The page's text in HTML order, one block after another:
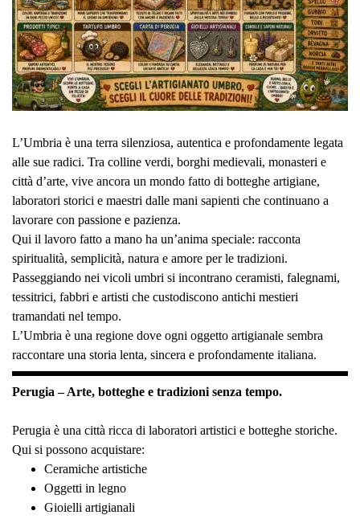
L’Umbria è una terra silenziosa, autentica e profondamente legata
alle sue radici. Tra colline verdi, borghi medievali, monasteri e
città d’arte, vive ancora un mondo fatto di botteghe artigiane,
laboratori storici e maestri dalle mani sapienti che continuano a
lavorare con passione e pazienza.
Qui il lavoro fatto a mano ha un’anima speciale: racconta
spiritualità, semplicità, natura e amore per le tradizioni.
Passeggiando nei vicoli umbri si incontrano ceramisti, falegnami,
tessitrici, fabbri e artisti che custodiscono antichi mestieri
tramandati nel tempo.
L’Umbria è una regione dove ogni oggetto artigianale sembra
raccontare una storia lenta, sincera e profondamente italiana.
Perugia – Arte, botteghe e tradizioni senza tempo.
Perugia è una città ricca di laboratori artistici e botteghe storiche.
Qui si possono acquistare:
Ceramiche artistiche
Oggetti in legno
Gioielli artigianali